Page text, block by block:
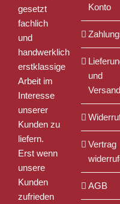
gesetzt
fachlich
und
handwerklich
erstklassige
Arbeit im
Interesse
unserer
Kunden zu
liefern.
Erst wenn
unsere
Kunden
zufrieden
Konto
und
Versand
Vertrag
AGB